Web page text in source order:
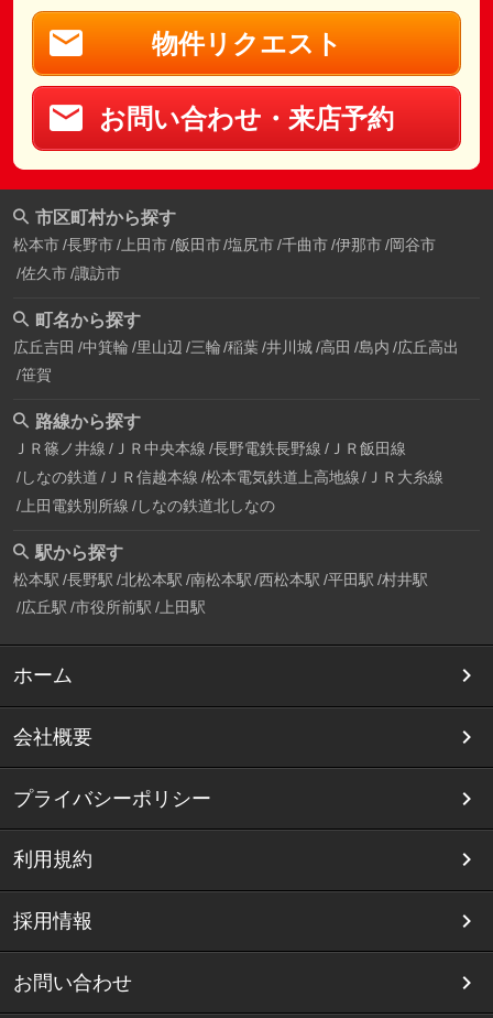
物件リクエスト
お問い合わせ・来店予約
市区町村から探す
松本市 長野市 上田市 飯田市 塩尻市 千曲市 伊那市 岡谷市
佐久市 諏訪市
町名から探す
広丘吉田 中箕輪 里山辺 三輪 稲葉 井川城 高田 島内 広丘高出
笹賀
路線から探す
ＪＲ篠ノ井線 ＪＲ中央本線 長野電鉄長野線 ＪＲ飯田線
しなの鉄道 ＪＲ信越本線 松本電気鉄道上高地線
ＪＲ大糸線
上田電鉄別所線 しなの鉄道北しなの
駅から探す
松本駅 長野駅 北松本駅 南松本駅 西松本駅 平田駅 村井駅
広丘駅 市役所前駅 上田駅
ホーム
会社概要
プライバシーポリシー
利用規約
採用情報
お問い合わせ